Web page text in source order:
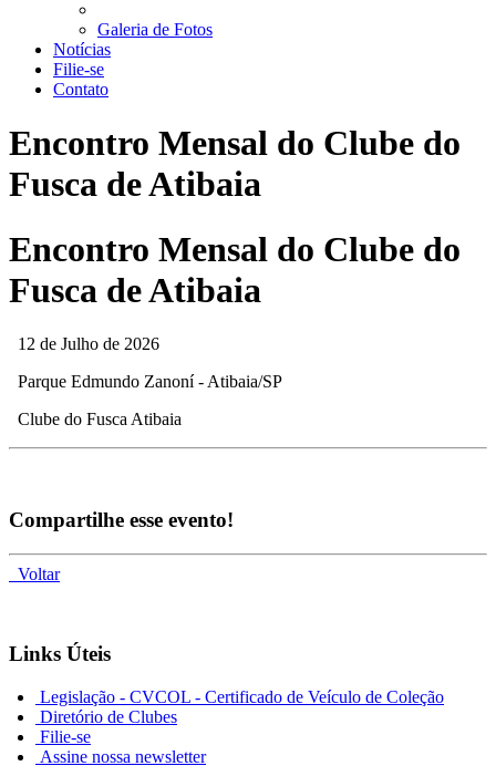
Galeria de Fotos
Notícias
Filie-se
Contato
Encontro Mensal do Clube do
Fusca de Atibaia
Encontro Mensal do Clube do
Fusca de Atibaia
12 de Julho de 2026
Parque Edmundo Zanoní - Atibaia/SP
Clube do Fusca Atibaia
Compartilhe esse evento!
Voltar
Links Úteis
Legislação - CVCOL - Certificado de Veículo de Coleção
Diretório de Clubes
Filie-se
Assine nossa newsletter